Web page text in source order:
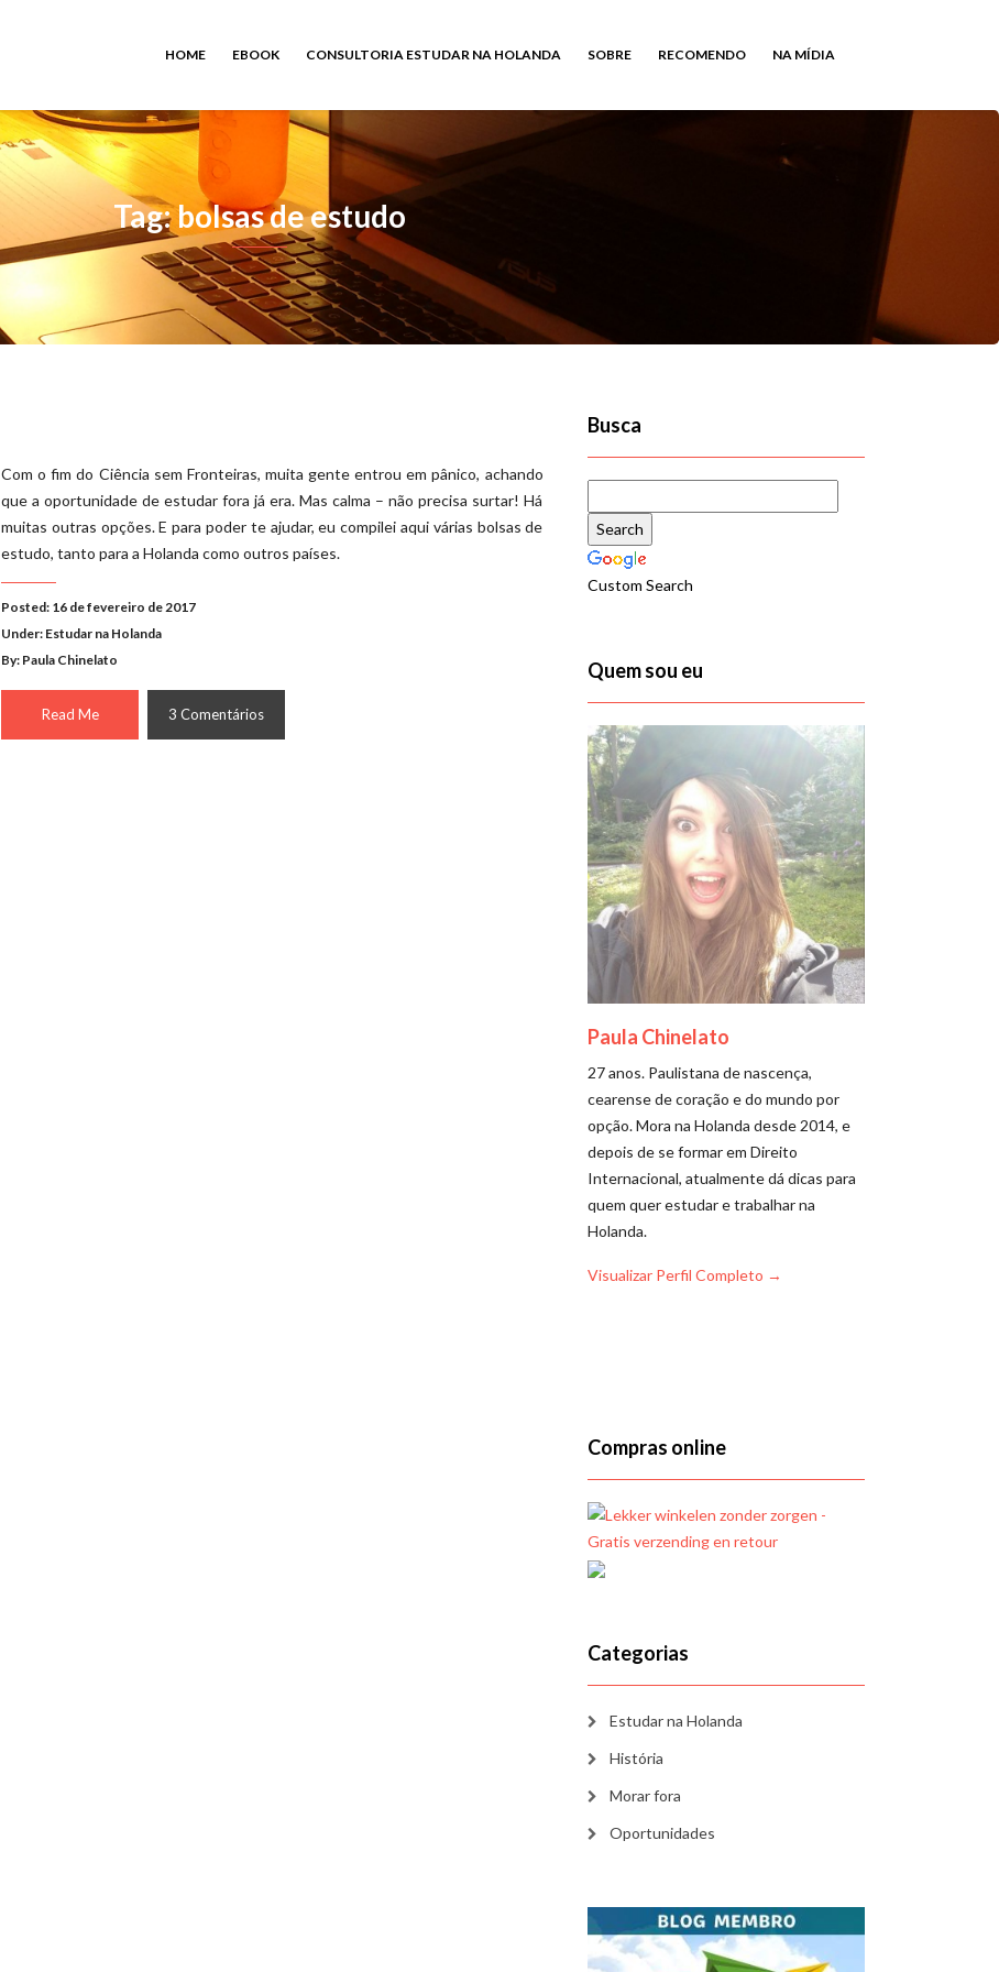
HOME EBOOK CONSULTORIA ESTUDAR NA HOLANDA SOBRE RECOMENDO NA MÍDIA
Tag: bolsas de estudo
Com o fim do Ciência sem Fronteiras, muita gente entrou em pânico, achando
que a oportunidade de estudar fora já era. Mas calma – não precisa surtar! Há
muitas outras opções. E para poder te ajudar, eu compilei aqui várias bolsas de
estudo, tanto para a Holanda como outros países.
Posted: 16 de fevereiro de 2017
Under: Estudar na Holanda
By: Paula Chinelato
Read Me 3 Comentários
Busca
Custom Search
Quem sou eu
Paula Chinelato
27 anos. Paulistana de nascença,
cearense de coração e do mundo por
opção. Mora na Holanda desde 2014, e
depois de se formar em Direito
Internacional, atualmente dá dicas para
quem quer estudar e trabalhar na
Holanda.
Visualizar Perfil Completo →
Compras online
Categorias
Estudar na Holanda
História
Morar fora
Oportunidades